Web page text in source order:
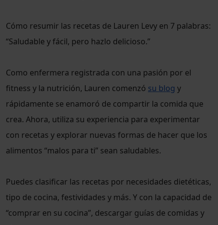
Cómo resumir las recetas de Lauren Levy en 7 palabras:
“Saludable y fácil, pero hazlo delicioso.”
Como enfermera registrada con una pasión por el
fitness y la nutrición, Lauren comenzó su blog y
rápidamente se enamoró de compartir la comida que
crea. Ahora, utiliza su experiencia para experimentar
con recetas y explorar nuevas formas de hacer que los
alimentos “malos para ti” sean saludables.
Puedes clasificar las recetas por necesidades dietéticas,
tipo de cocina, festividades y más. Y con la capacidad de
“comprar en su cocina”, descargar guías de comidas y